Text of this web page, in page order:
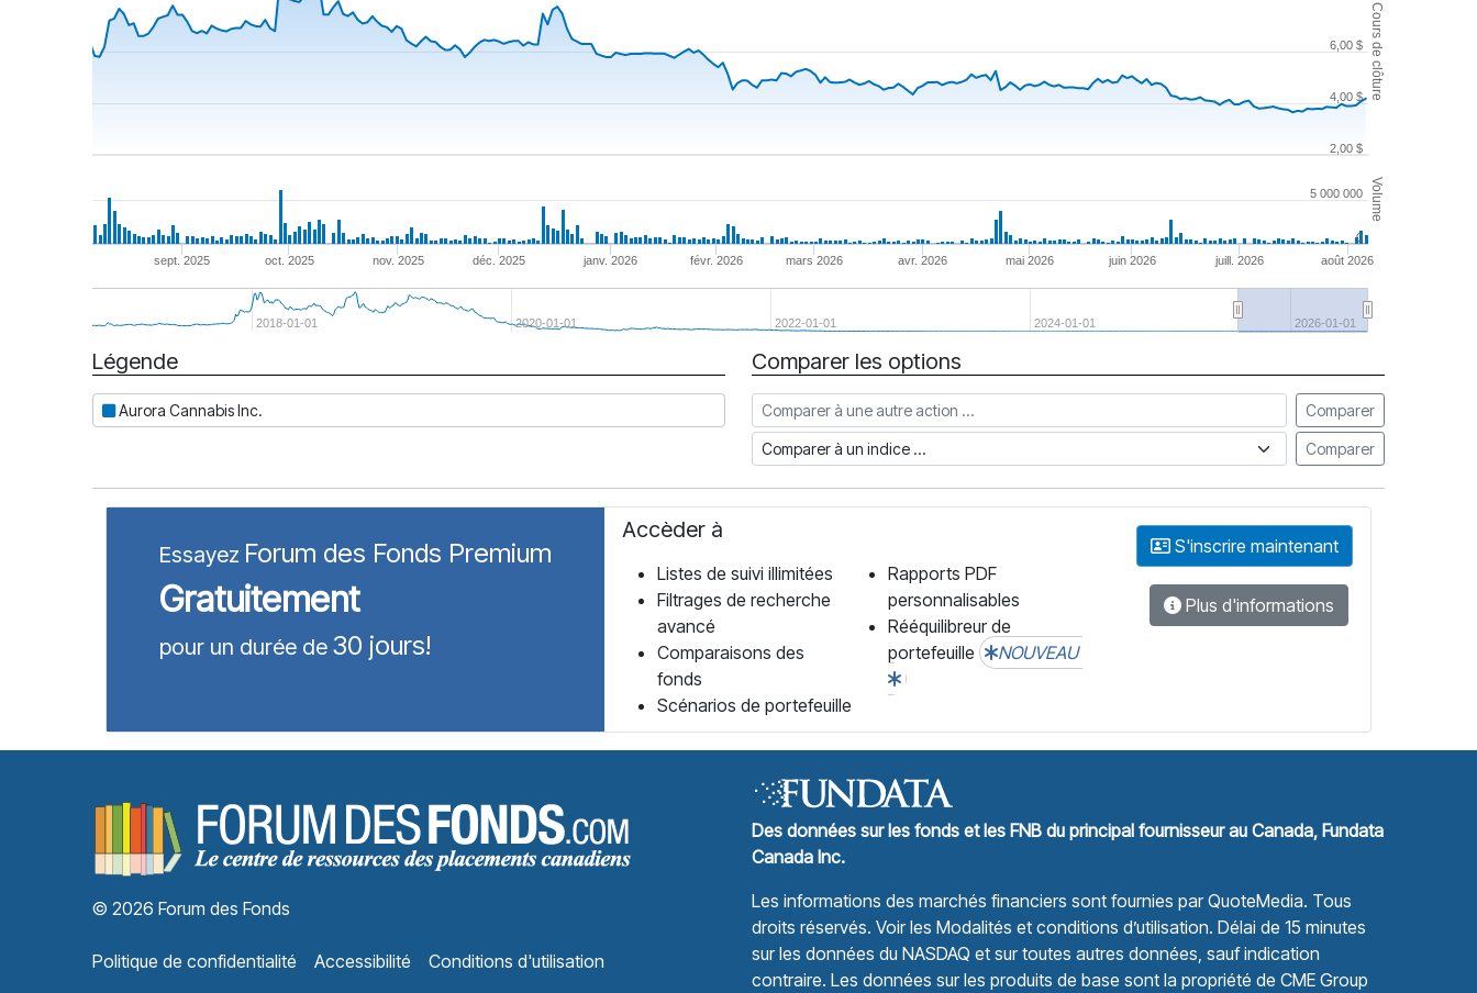
Cours de clôture
Volume
janv. 2026
sept. 2025 oct. 2025 nov. 2025 déc. 2025 févr. 2026 mars 2026 avr. 2026 mai 2026 juin 2026 juill. 2026 août 2026
2018-01-01 2020-01-01 2022-01-01 2024-01-01 2026-01-01
2,00 $
4,00 $
6,00 $
0
5 000 000
Date
Légende
Aurora Cannabis Inc.
Comparer les options
Comparer à une autre action Comparer
Comparer à un indice Comparer
Essayez Forum des Fonds Premium
Gratuitement
pour un durée de 30 jours!
Accèder à
Listes de suivi illimitées
Filtrages de recherche
avancé
Comparaisons des
fonds
Scénarios de portefeuille
Rapports PDF
personnalisables
Rééquilibreur de
portefeuille
NOUVEAU
S'inscrire maintenant
Plus d'informations
Forum des Fonds Accueil
© 2026 Forum des Fonds
Politique de confidentialité Accessibilité Conditions d'utilisation
Des données sur les fonds et les FNB du principal fournisseur au Canada, Fundata
Canada Inc.
Les informations des marchés financiers sont fournies parQuoteMedia. Tous
droits réservés. Voir les Modalités et conditions d’utilisation. Délai de 15 minutes
sur les données du NASDAQ et sur toutes autres données, sauf indication
contraire. Les données sur les produits de base sont la propriété de CME Group